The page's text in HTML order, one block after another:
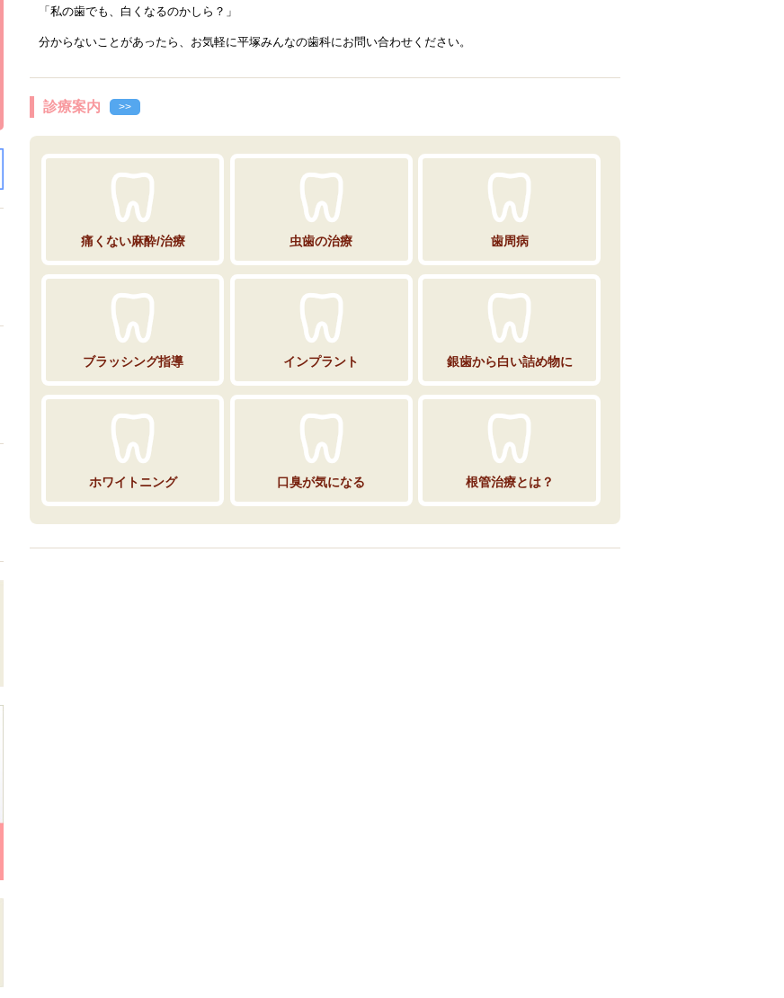
「私の歯でも、白くなるのかしら？」
分からないことがあったら、お気軽に平塚みんなの歯科にお問い合わせください。
診療案内 >>
痛くない麻酔/治療 虫歯の治療 歯周病
ブラッシング指導 インプラント 銀歯から白い詰め物に
ホワイトニング 口臭が気になる 根管治療とは？